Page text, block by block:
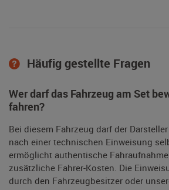
Häufig gestellte Fragen
Wer darf das Fahrzeug am Set
fahren?
Bei diesem Fahrzeug darf der
nach einer technischen Einweisung
ermöglicht authentische
zusätzliche Fahrer-Kosten. Die
durch den Fahrzeugbesitzer oder